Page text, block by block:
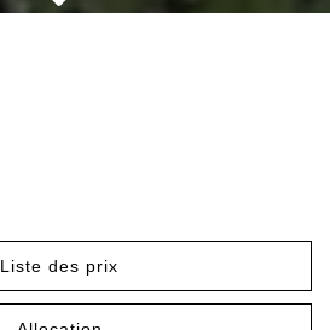
Liste des prix